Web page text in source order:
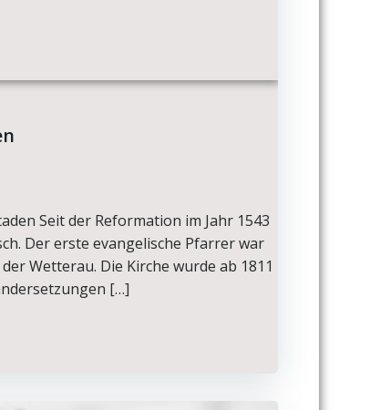
Seit der Reformation im Jahr 1543
Der erste evangelische Pfarrer war
Wetterau. Die Kirche wurde ab 1811
[…]